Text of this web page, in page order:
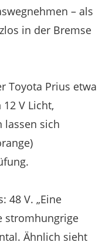
– als
in der Bremse
Toyota Prius etwa
V Licht,
lassen sich
48 V. „Eine
stromhungrige
Ähnlich sieht